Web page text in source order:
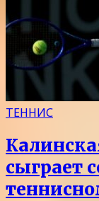
ТЕННИС
сыграет